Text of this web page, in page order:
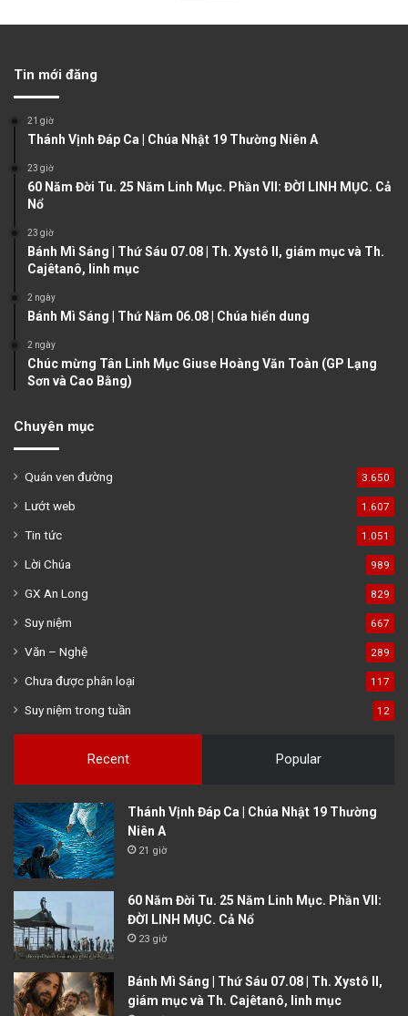
u
g
Tin mới đăng
21 giờ
Thánh Vịnh Đáp Ca | Chúa Nhật 19 Thường Niên A
23 giờ
60 Năm Đời Tu. 25 Năm Linh Mục. Phần VII: ĐỜI LINH MỤC. Cả
Nổ
23 giờ
Bánh Mì Sáng | Thứ Sáu 07.08 | Th. Xystô II, giám mục và Th.
Cajêtanô, linh mục
2 ngày
Bánh Mì Sáng | Thứ Năm 06.08 | Chúa hiển dung
2 ngày
Chúc mừng Tân Linh Mục Giuse Hoàng Văn Toàn (GP Lạng
Sơn và Cao Bằng)
Chuyên mục
Quán ven đường 3.650
Lướt web 1.607
Tin tức 1.051
Lời Chúa 989
GX An Long 829
Suy niệm 667
Văn – Nghệ 289
Chưa được phân loại 117
Suy niệm trong tuần 12
Recent Popular
Thánh Vịnh Đáp Ca | Chúa Nhật 19 Thường
Niên A
21 giờ
60 Năm Đời Tu. 25 Năm Linh Mục. Phần VII:
ĐỜI LINH MỤC. Cả Nổ
23 giờ
Bánh Mì Sáng | Thứ Sáu 07.08 | Th. Xystô II,
giám mục và Th. Cajêtanô, linh mục